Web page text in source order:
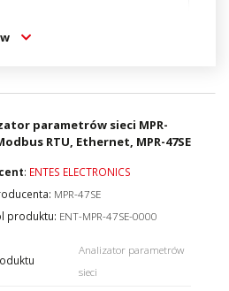
parametrów sieci MPR-
RTU, Ethernet, MPR-47SE
: ENTES ELECTRONICS
MPR-47SE
produktu: ENT-MPR-47SE-0000
Analizator parametrów
sieci